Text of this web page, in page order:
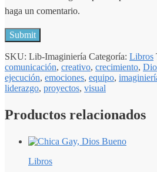
haga un comentario.
SKU: Lib-Imaginiería Categoría: Libros
comunicación, creativo, crecimiento,
ejecución, emociones, equipo,
liderazgo, proyectos, visual
Productos relacionados
Libros